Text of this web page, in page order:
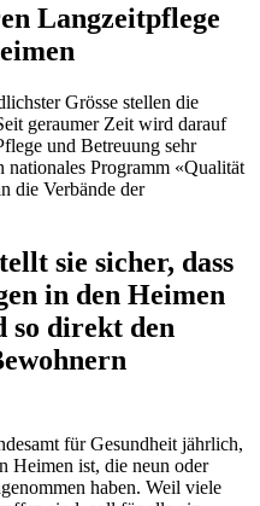
Langzeitpflege
Grösse stellen die
geraumer Zeit wird darauf
und Betreuung sehr
Programm «Qualität
die Verbände der
sie sicher, dass
in den Heimen
so direkt den
für Gesundheit jährlich,
Heimen ist, die neun oder
haben. Weil viele